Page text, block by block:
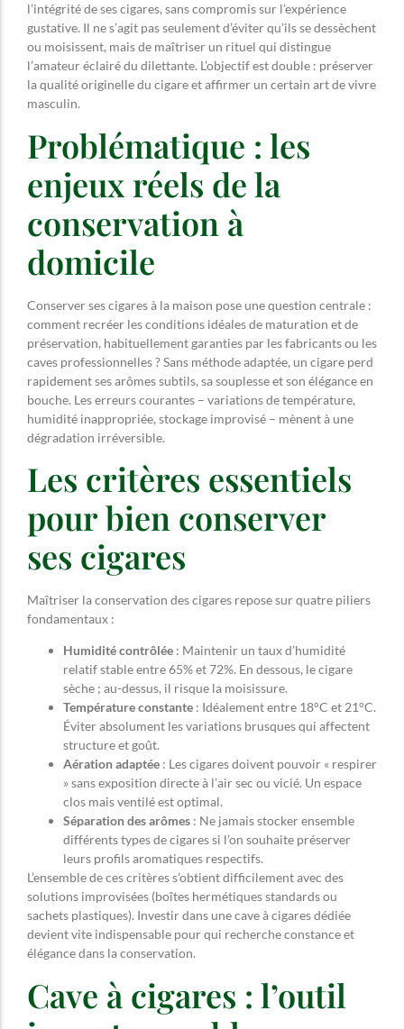
l’intégrité de ses cigares, sans compromis sur l’expérience
gustative. Il ne s’agit pas seulement d’éviter qu’ils se dessèchent
ou moisissent, mais de maîtriser un rituel qui distingue
l’amateur éclairé du dilettante. L’objectif est double : préserver
la qualité originelle du cigare et affirmer un certain art de vivre
masculin.
Problématique : les
enjeux réels de la
conservation à
domicile
Conserver ses cigares à la maison pose une question centrale :
comment recréer les conditions idéales de maturation et de
préservation, habituellement garanties par les fabricants ou les
caves professionnelles ? Sans méthode adaptée, un cigare perd
rapidement ses arômes subtils, sa souplesse et son élégance en
bouche. Les erreurs courantes – variations de température,
humidité inappropriée, stockage improvisé – mènent à une
dégradation irréversible.
Les critères essentiels
pour bien conserver
ses cigares
Maîtriser la conservation des cigares repose sur quatre piliers
fondamentaux :
Humidité contrôlée : Maintenir un taux d’humidité
relatif stable entre 65% et 72%. En dessous, le cigare
sèche ; au-dessus, il risque la moisissure.
Température constante : Idéalement entre 18°C et 21°C.
Éviter absolument les variations brusques qui affectent
structure et goût.
Aération adaptée : Les cigares doivent pouvoir « respirer
» sans exposition directe à l’air sec ou vicié. Un espace
clos mais ventilé est optimal.
Séparation des arômes : Ne jamais stocker ensemble
différents types de cigares si l’on souhaite préserver
leurs profils aromatiques respectifs.
L’ensemble de ces critères s’obtient difficilement avec des
solutions improvisées (boîtes hermétiques standards ou
sachets plastiques). Investir dans une cave à cigares dédiée
devient vite indispensable pour qui recherche constance et
élégance dans la conservation.
Cave à cigares : l’outil